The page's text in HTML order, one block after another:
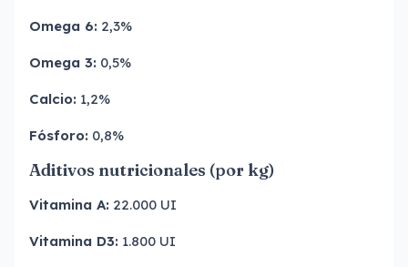
Omega 6: 2,3%
Omega 3: 0,5%
Calcio: 1,2%
Fósforo: 0,8%
Aditivos nutricionales (por kg)
Vitamina A: 22.000 UI
Vitamina D3: 1.800 UI